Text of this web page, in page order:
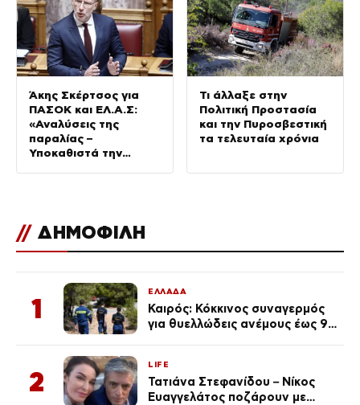
Άκης Σκέρτσος για
ΠΑΣΟΚ και ΕΛ.Α.Σ:
«Αναλύσεις της
παραλίας –
Υποκαθιστά την
Τι άλλαξε στην
Πολιτική Προστασία
και την Πυροσβεστική
τα τελευταία χρόνια
// ΔΗΜΟΦΙΛΗ
1
ΕΛΛΑΔΑ
Καιρός: Κόκκινος συναγερμός
για θυελλώδεις ανέμους έως 9
2
LIFE
Τατιάνα Στεφανίδου – Νίκος
Ευαγγελάτος ποζάρουν με